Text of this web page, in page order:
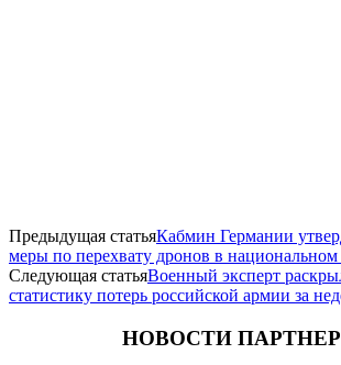
Предыдущая статьяКабмин Германии
меры по перехвату дронов в национальном
Следующая статьяВоенный эксперт
статистику потерь российской армии за
НОВОСТИ